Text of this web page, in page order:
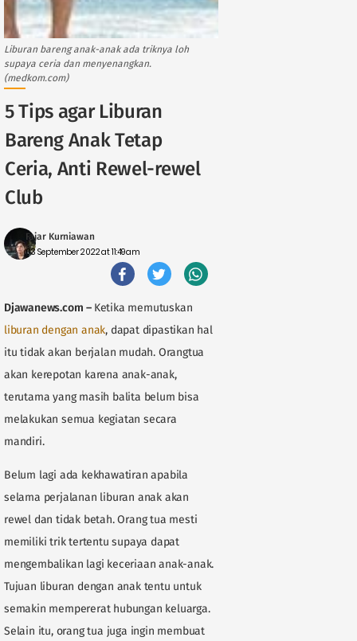
Liburan bareng anak-anak ada triknya loh
supaya ceria dan menyenangkan.
(medkom.com)
5 Tips agar Liburan
Bareng Anak Tetap
Ceria, Anti Rewel-rewel
Club
Fajar Kurniawan
03 September 2022 at 11:49am
Djawanews.com – Ketika memutuskan
liburan dengan anak, dapat dipastikan hal
itu tidak akan berjalan mudah. Orangtua
akan kerepotan karena anak-anak,
terutama yang masih balita belum bisa
melakukan semua kegiatan secara
mandiri.
Belum lagi ada kekhawatiran apabila
selama perjalanan liburan anak akan
rewel dan tidak betah. Orang tua mesti
memiliki trik tertentu supaya dapat
mengembalikan lagi keceriaan anak-anak.
Tujuan liburan dengan anak tentu untuk
semakin mempererat hubungan keluarga.
Selain itu, orang tua juga ingin membuat